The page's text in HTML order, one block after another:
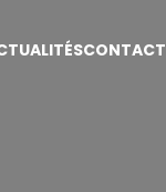
CONTACT